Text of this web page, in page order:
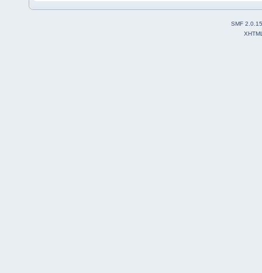
SMF 2.0.15